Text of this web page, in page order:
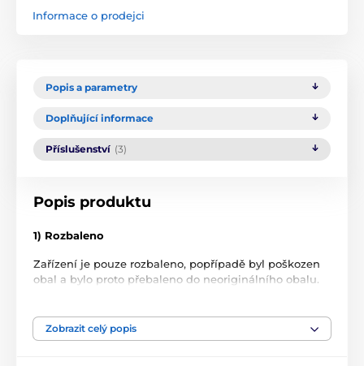
Informace o prodejci
Popis a parametry
Doplňující informace
Příslušenství (3)
Popis produktu
1) Rozbaleno
Zařízení je pouze rozbaleno, popřípadě byl poškozen
obal a bylo proto přebaleno do neoriginálního obalu.
2) Zánovní
Zobrazit celý popis